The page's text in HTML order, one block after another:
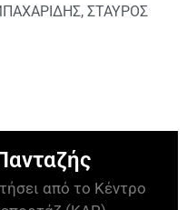
, ΣΤΑΥΡΟΣ
από το Κέντρο